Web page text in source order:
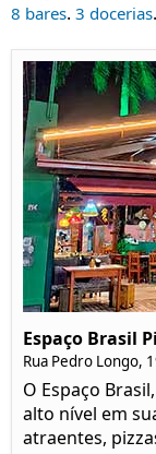
8 bares. 3 docerias.
Espaço Brasil
Rua Pedro Longo,
O Espaço
alto nível em
atraentes,